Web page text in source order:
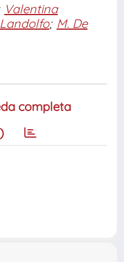
Valentina
; M. De
completa